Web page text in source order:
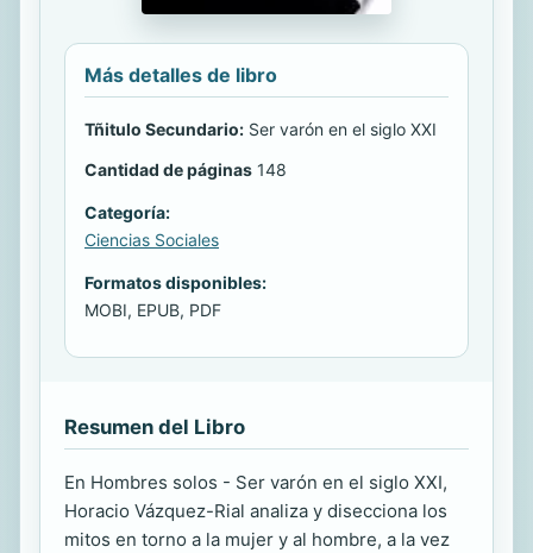
Más detalles de libro
Tñitulo Secundario: Ser varón en el siglo XXI
Cantidad de páginas 148
Categoría:
Ciencias Sociales
Formatos disponibles:
MOBI, EPUB, PDF
Resumen del Libro
En Hombres solos - Ser varón en el siglo XXI,
Horacio Vázquez-Rial analiza y disecciona los
mitos en torno a la mujer y al hombre, a la vez